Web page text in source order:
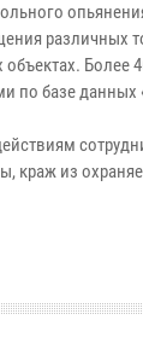
различных
Более
по базе
краж из